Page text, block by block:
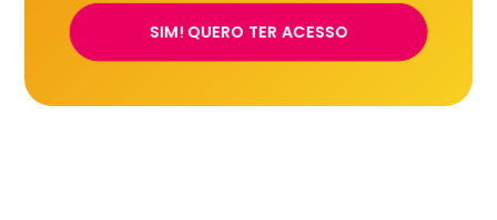
SIM! QUERO TER ACESSO